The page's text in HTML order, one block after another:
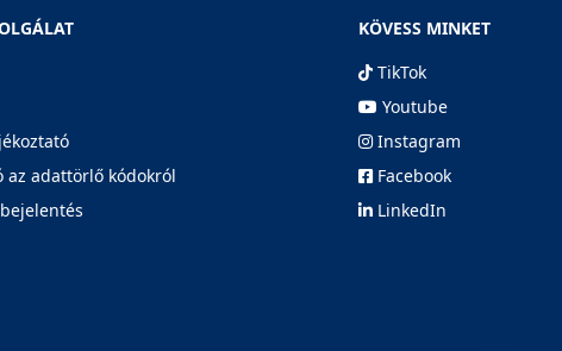
az adattörlő kódokról
KÖVESS MINKET
TikTok
Youtube
Instagram
Facebook
LinkedIn